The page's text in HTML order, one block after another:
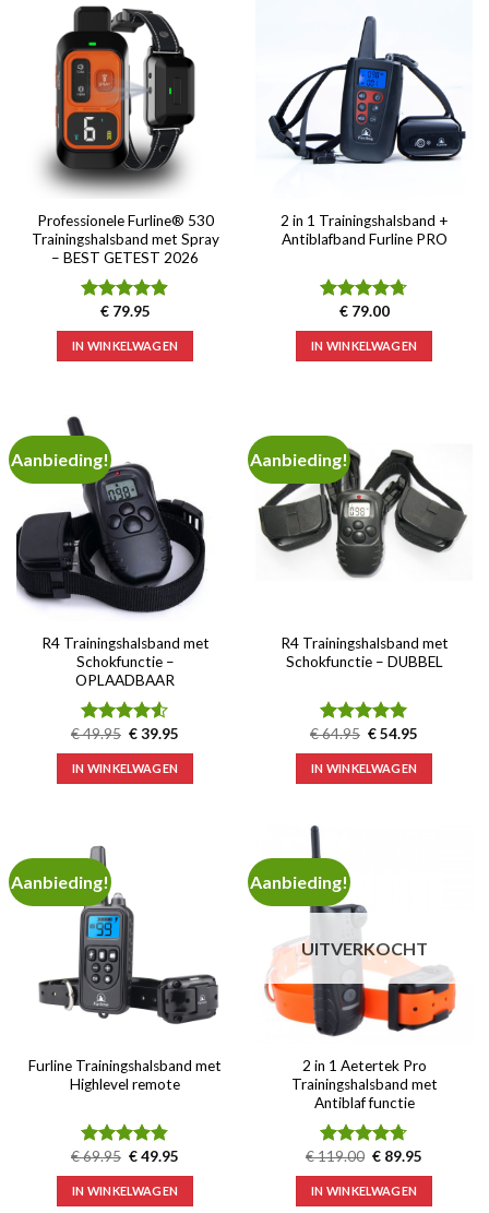
Professionele Furline® 530
Trainingshalsband met Spray
– BEST GETEST 2026
Waardering
4.86uit 5
€79.95
IN WINKELWAGEN
2 in 1 Trainingshalsband +
Antiblafband Furline PRO
Waardering
4.67uit 5
€79.00
IN WINKELWAGEN
Aanbieding!
R4 Trainingshalsband met
Schokfunctie –
OPLAADBAAR
Waardering
4.48uit 5
€49.95 Oorspronkelijke
was:
€ 49.95.
€39.95
IN WINKELWAGEN
Aanbieding!
R4 Trainingshalsband met
Schokfunctie – DUBBEL
Waardering
5.00uit 5
€64.95 Oorspronkelijke
was:
€ 64.95.
€54.95
IN WINKELWAGEN
Aanbieding!
Furline Trainingshalsband met
Highlevel remote
Waardering
4.82uit 5
€69.95 Oorspronkelijke
was:
€ 69.95.
€49.95
IN WINKELWAGEN
Aanbieding!
UITVERKOCHT
2 in 1 Aetertek Pro
Trainingshalsband met
Antiblaf functie
Waardering
4.67uit 5
€119.00 Oorspronkelijke
was:
€ 119.00.
€ 89.95
IN WINKELWAGEN